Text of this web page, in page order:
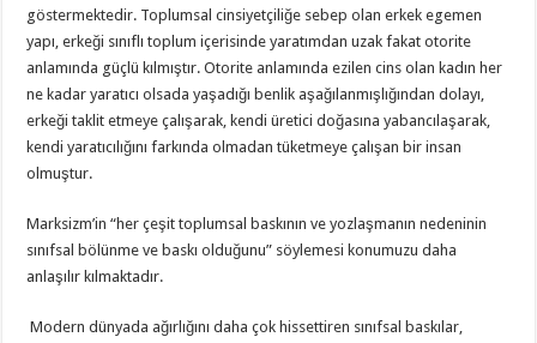
göstermektedir. Toplumsal cinsiyetçiliğe sebep olan erkek egemen
yapı, erkeği sınıflı toplum içerisinde yaratımdan uzak fakat otorite
anlamında güçlü kılmıştır. Otorite anlamında ezilen cins olan kadın her
ne kadar yaratıcı olsada yaşadığı benlik aşağılanmışlığından dolayı,
erkeği taklit etmeye çalışarak, kendi üretici doğasına yabancılaşarak,
kendi yaratıcılığını farkında olmadan tüketmeye çalışan bir insan
olmuştur.
Marksizm’in “her çeşit toplumsal baskının ve yozlaşmanın nedeninin
sınıfsal bölünme ve baskı olduğunu” söylemesi konumuzu daha
anlaşılır kılmaktadır.
Modern dünyada ağırlığını daha çok hissettiren sınıfsal baskılar,